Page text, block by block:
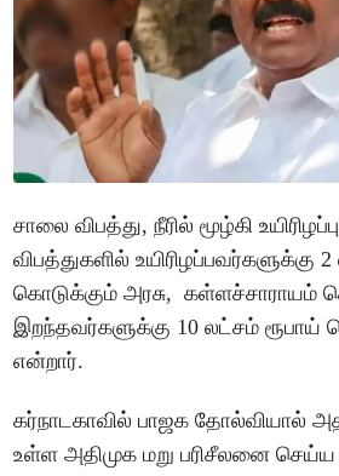
சாலை விபத்து, நீரில் மூழ்கி
விபத்துகளில் உயிரிழப்பவர்களுக்கு
கொடுக்கும் அரசு, கள்ளச்சாராயம்
இறந்தவர்களுக்கு 10 லட்சம் ரூபாய்
என்றார்.
கர்நாடகாவில் பாஜக தோல்வியால்
உள்ள அதிமுக மறு பரிசீலனை